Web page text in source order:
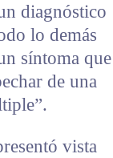
diagnóstico
lo demás
síntoma que
de una
vista